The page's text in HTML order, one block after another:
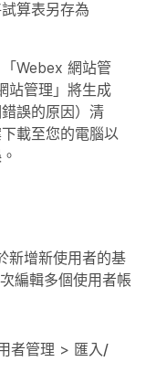
算表另存為
Webex 網站管
站管理」將生成
誤的原因）清
載至您的電腦以
新增新使用者的基
編輯多個使用者帳
者管理 > 匯入/